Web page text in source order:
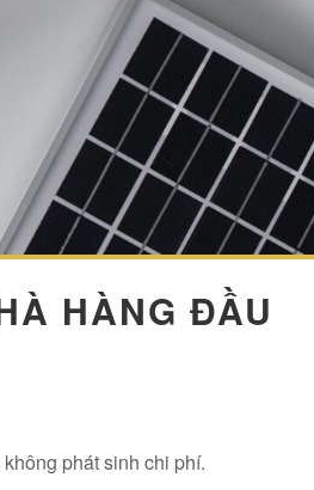
HÀNG ĐẦU
phát sinh chi phí.